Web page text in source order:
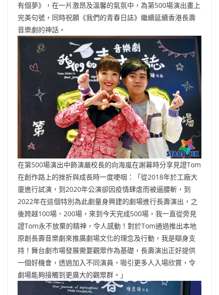
有個夢》，在一片激昂及溫馨的氣氛中，為第500場演出畫上
完美句號，同時祝願《我們的青春日誌》繼續延續香港長壽
音樂劇的神話。
在第500場演出中飾演嚴校長的向海嵐在謝幕時分享見證Tom
在創作路上的挫折與成長時一度哽咽：「從2018年於工廠大
廈進行試演，到2020年公演卻因疫情肆虐而被逼腰斬，到
2022年在這個特別為此劇量身興建的劇場進行長壽演出，之
後跨越100場、200場，來到今天完成500場，我一直從旁見
證Tom永不放棄的精神，令人感動！對於Tom通過推出本地
原創長壽音樂劇來推廣劇場文化的理念及行動，我是瞓身支
持！舞台劇市場發展需要觀眾作為基礎，長壽演出正好提供
一個好機會，透過加入不同演員，吸引更多人入場欣賞，令
劇場能夠接觸到更廣大的觀眾群。」